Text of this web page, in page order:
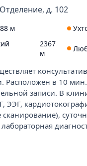
д. 102
м
2367
м
Расположен в 10
записи. В